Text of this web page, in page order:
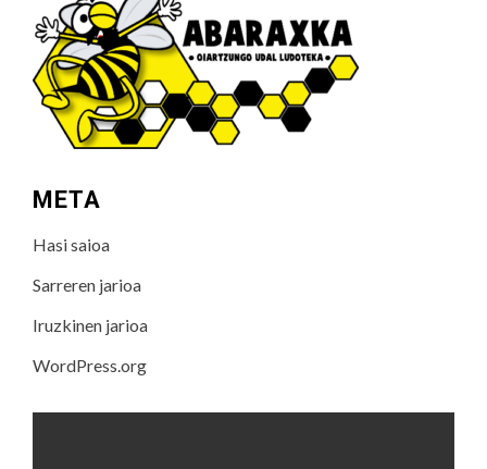
META
Hasi saioa
Sarreren jarioa
Iruzkinen jarioa
WordPress.org